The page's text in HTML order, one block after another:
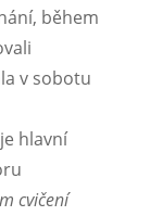
během
v sobotu
hlavní
cvičení